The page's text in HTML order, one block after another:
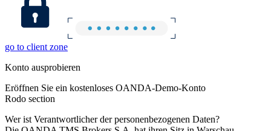
go to client zone
Konto ausprobieren
Eröffnen Sie ein kostenloses OANDA-Demo-Konto
Rodo section
Wer ist Verantwortlicher der personenbezogenen Daten?